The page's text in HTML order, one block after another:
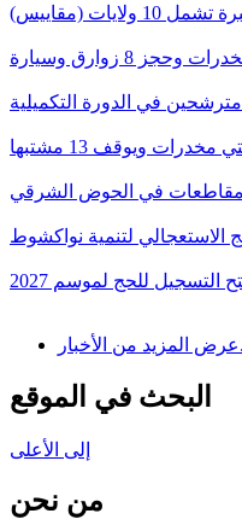
(مقاييس)
8 زوارق وسيارة
مترشحين في الدورة التكميلية
ويوقف 13 مشتبها
مقاطعات في الحوض الشرقي
الاستعجالي لتنمية نواكشوط
للحج لموسم 2027
البحث في الموقع
إلى الأعلى
من نحن